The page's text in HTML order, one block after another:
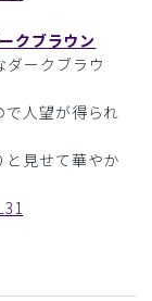
クブラウン
ークブラウ
人望が得られ
見せて華やか